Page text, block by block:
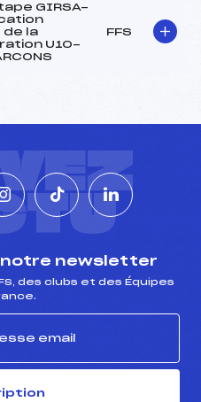
GIRSA-
de la
U10-
FFS
notre newsletter
des clubs et des Équipes